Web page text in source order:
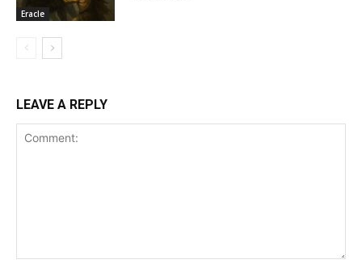
Eracle
LEAVE A REPLY